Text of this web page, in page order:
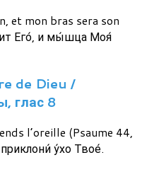
et mon bras sera son
Его́, и мы́шца Моя́
de Dieu /
глас 8
l’oreille (Psaume 44,
у́хо Твое́.